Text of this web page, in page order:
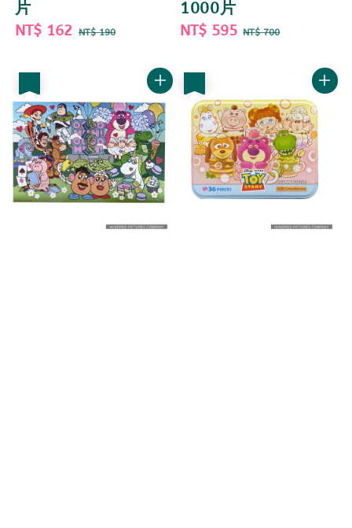
片
Sale
NT$ 162 Regular
NT$ 190
1000片
Sale
NT$ 595 Regular
NT$ 700